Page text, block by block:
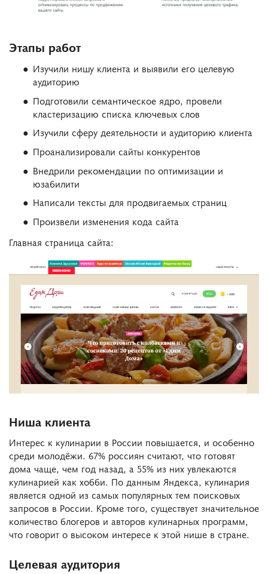
Этапы работ
Изучили нишу клиента и выявили его целевую
аудиторию
Подготовили семантическое ядро, провели
кластеризацию списка ключевых слов
Изучили сферу деятельности и аудиторию клиента
Проанализировали сайты конкурентов
Внедрили рекомендации по оптимизации и
юзабилити
Написали тексты для продвигаемых страниц
Произвели изменения кода сайта
Главная страница сайта:
Ниша клиента
Интерес к кулинарии в России повышается, и особенно
среди молодёжи. 67% россиян считают, что готовят
дома чаще, чем год назад, а 55% из них увлекаются
кулинарией как хобби. По данным Яндекса, кулинария
является одной из самых популярных тем поисковых
запросов в России. Кроме того, существует значительное
количество блогеров и авторов кулинарных программ,
что говорит о высоком интересе к этой нише в стране.
Целевая аудитория